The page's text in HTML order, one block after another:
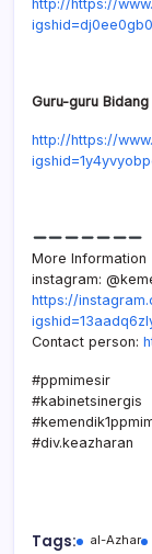
http://https://
Guru-guru Bidang
http://https://
More Information
instagram:
https://
Contact person:
#ppmimesir
#kabinetsinergis
#div.keazharan
Tags: al-Azhar